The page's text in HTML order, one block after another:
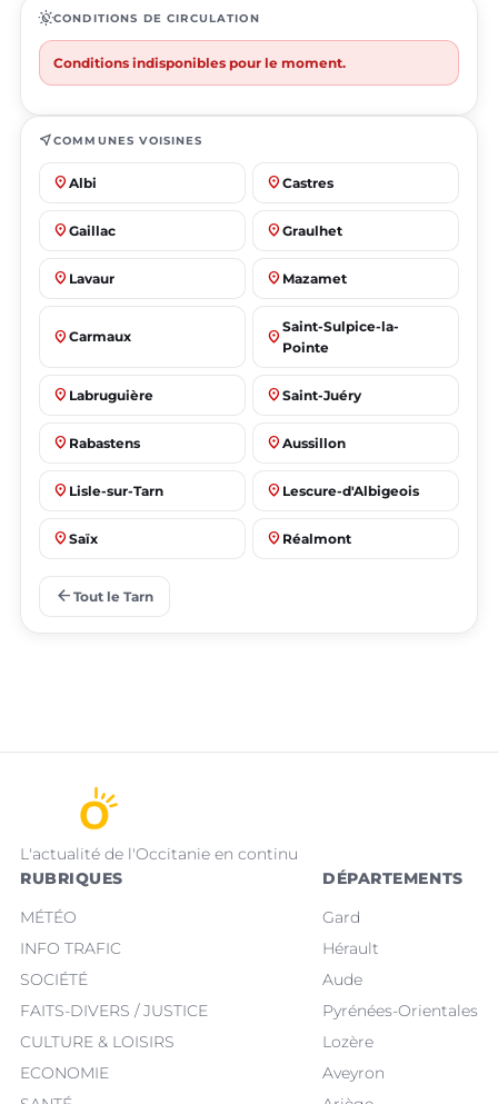
routineCONDITIONS DE CIRCULATION
Conditions indisponibles pour le moment.
near_meCOMMUNES VOISINES
place Albi place Castres
place Gaillac place Graulhet
place Lavaur place Mazamet
place Carmaux place
Saint-Sulpice-la-
Pointe
place Labruguière place Saint-Juéry
place Rabastens place Aussillon
place Lisle-sur-Tarn place Lescure-d'Albigeois
place Saïx place Réalmont
place
arrow_back Tout le Tarn
L'actualité de l'Occitanie en continu
RUBRIQUES
MÉTÉO
INFO TRAFIC
SOCIÉTÉ
FAITS-DIVERS / JUSTICE
CULTURE & LOISIRS
ECONOMIE
DÉPARTEMENTS
Gard
Hérault
Aude
Pyrénées-Orientales
Lozère
Aveyron